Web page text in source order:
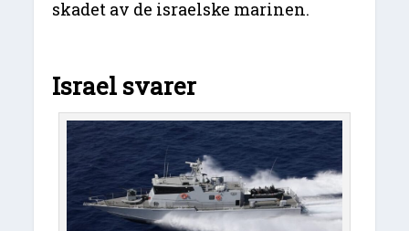
skadet av de israelske marinen.
Israel svarer